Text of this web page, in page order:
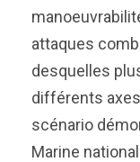
attaques
desquelles
différents
scénario
Marine